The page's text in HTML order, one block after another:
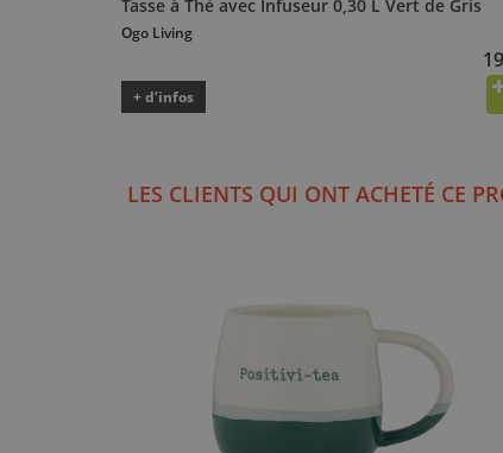
Tasse à Thé avec Infuseur 0,30 L Vert de Gris
Ogo Living
+ d’infos
LES CLIENTS QUI ONT ACHETÉ CE